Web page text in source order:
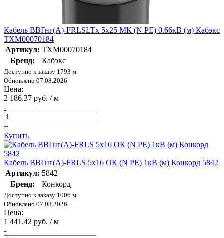
Кабель ВВГнг(А)-FRLSLTx 5х25 МК (N PE) 0.66кВ (м) Кабэкс
ТХМ00070184
Артикул: ТХМ00070184
Бренд:
Кабэкс
Доступно к заказу 1793 м
Обновлено 07.08.2026
Цена:
2 186.37 руб. / м
-
+
Купить
Кабель ВВГнг(А)-FRLS 5х16 ОК (N PE) 1кВ (м) Конкорд 5842
Артикул: 5842
Бренд:
Конкорд
Доступно к заказу 1006 м
Обновлено 07.08.2026
Цена:
1 441.42 руб. / м
-